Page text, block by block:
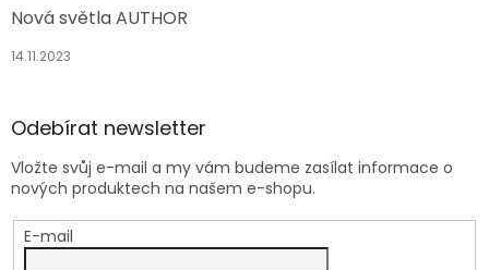
Nová světla AUTHOR
14.11.2023
Odebírat newsletter
Vložte svůj e-mail a my vám budeme zasílat informace o
nových produktech na našem e-shopu.
E-mail